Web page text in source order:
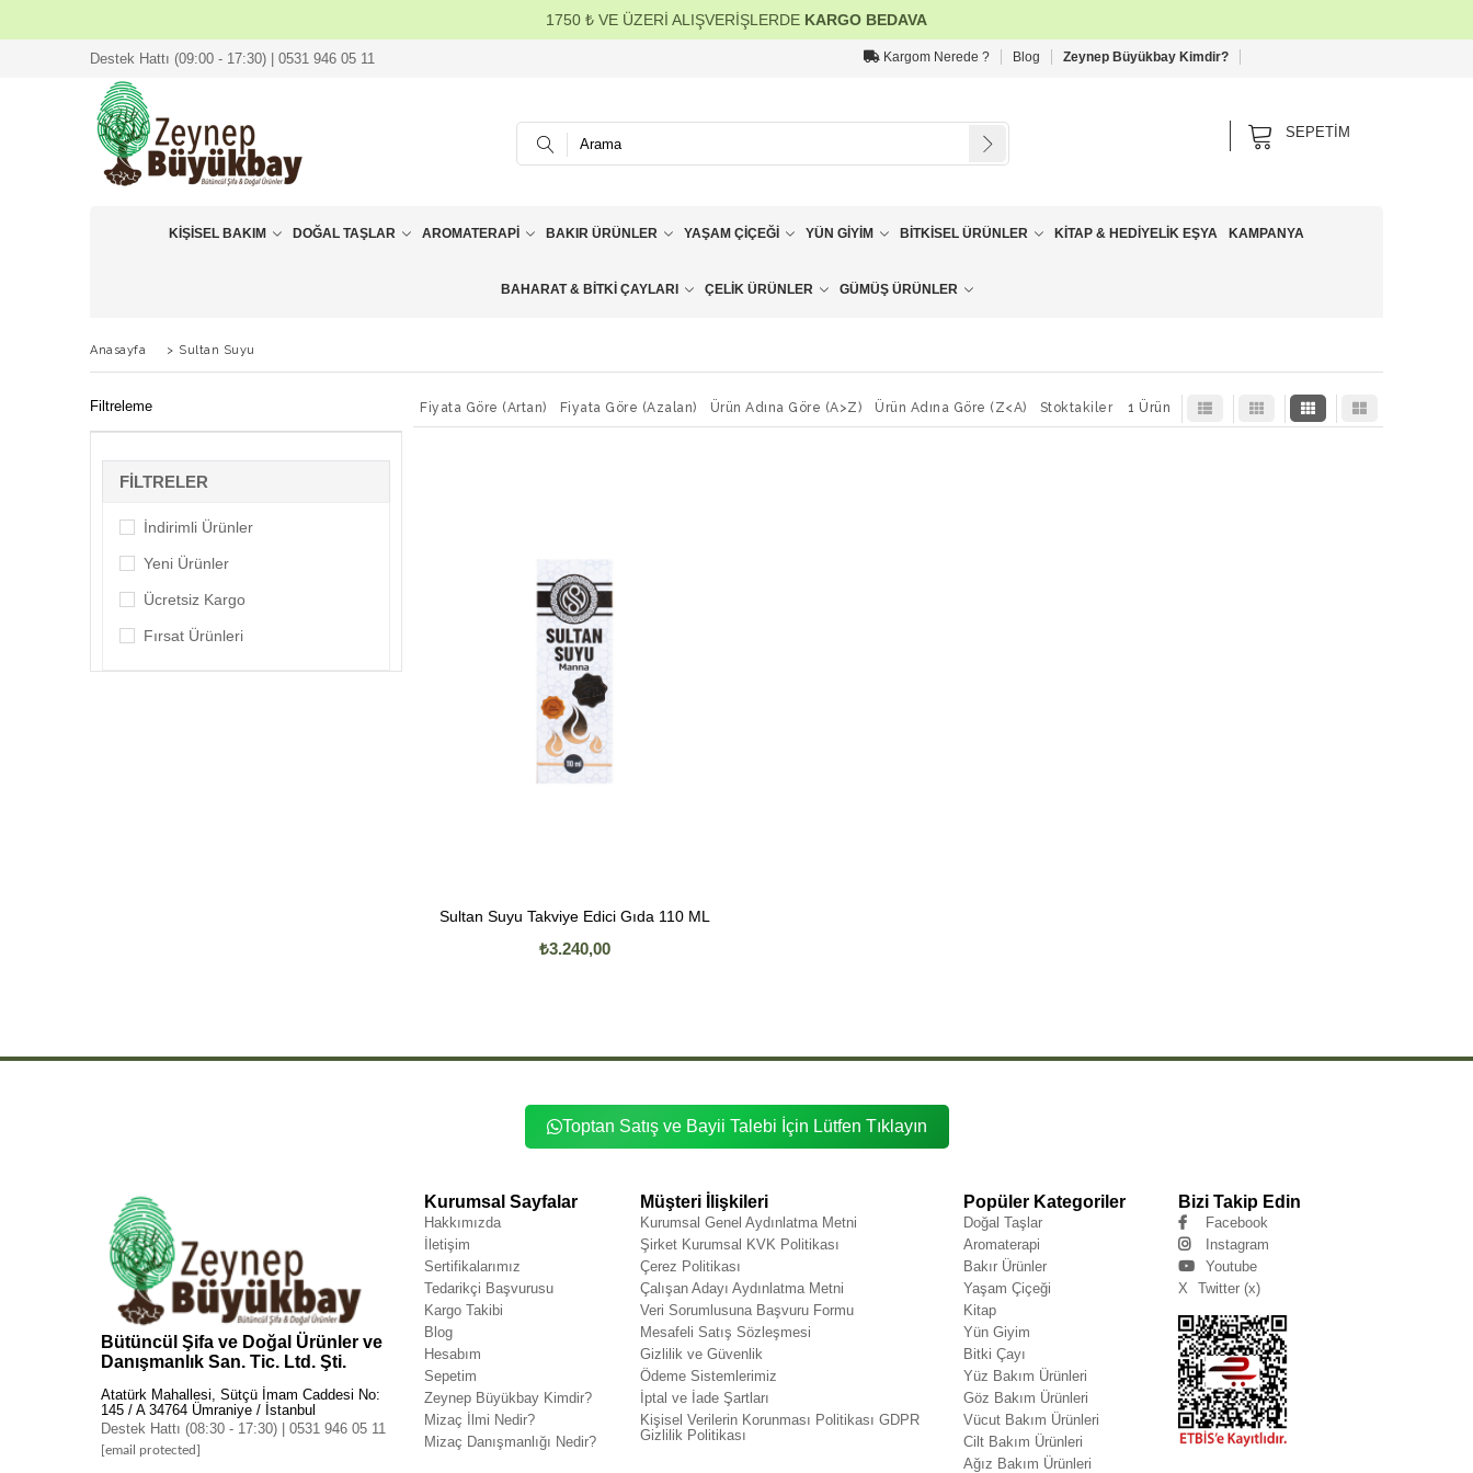
1750 ₺ VE ÜZERİ ALIŞVERİŞLERDE KARGO BEDAVA
Destek Hattı (09:00 - 17:30) | 0531 946 05 11 Kargom Nerede ? Blog Zeynep Büyükbay Kimdir?
SEPETIM
KIŞISEL BAKIM DOĞAL TAŞLAR AROMATERAPI BAKIR ÜRÜNLER YAŞAM ÇIÇEĞI YÜN GIYIM BITKISEL ÜRÜNLER KITAP & HEDIYELIK EŞYA KAMPANYA
BAHARAT & BITKI ÇAYLARI ÇELIK ÜRÜNLER GÜMÜŞ ÜRÜNLER
Anasayfa > Sultan Suyu
Filtreleme
FILTRELER
İndirimli Ürünler
Yeni Ürünler
Ücretsiz Kargo
Fırsat Ürünleri
Fiyata Göre (Artan) Fiyata Göre (Azalan) Ürün Adına Göre (A>Z) Ürün Adına Göre (Z<A) Stoktakiler 1 Ürün
Sultan Suyu Takviye Edici Gıda 110 ML
₺3.240,00
Toptan Satış ve Bayii Talebi İçin Lütfen Tıklayın
Bütüncül Şifa ve Doğal Ürünler ve
Danışmanlık San. Tic. Ltd. Şti.
Atatürk Mahallesi, Sütçü İmam Caddesi No:
145 / A 34764 Ümraniye / İstanbul
Destek Hattı (08:30 - 17:30) | 0531 946 05 11
[email protected]
Kurumsal Sayfalar
Hakkımızda
İletişim
Sertifikalarımız
Tedarikçi Başvurusu
Kargo Takibi
Blog
Hesabım
Sepetim
Zeynep Büyükbay Kimdir?
Mizaç İlmi Nedir?
Mizaç Danışmanlığı Nedir?
Müşteri İlişkileri
Kurumsal Genel Aydınlatma Metni
Şirket Kurumsal KVK Politikası
Çerez Politikası
Çalışan Adayı Aydınlatma Metni
Veri Sorumlusuna Başvuru Formu
Mesafeli Satış Sözleşmesi
Gizlilik ve Güvenlik
Ödeme Sistemlerimiz
İptal ve İade Şartları
Kişisel Verilerin Korunması Politikası GDPR
Gizlilik Politikası
Popüler Kategoriler
Doğal Taşlar
Aromaterapi
Bakır Ürünler
Yaşam Çiçeği
Kitap
Yün Giyim
Bitki Çayı
Yüz Bakım Ürünleri
Göz Bakım Ürünleri
Vücut Bakım Ürünleri
Cilt Bakım Ürünleri
Ağız Bakım Ürünleri
Bizi Takip Edin
Facebook
Instagram
Youtube
X
Twitter (x)